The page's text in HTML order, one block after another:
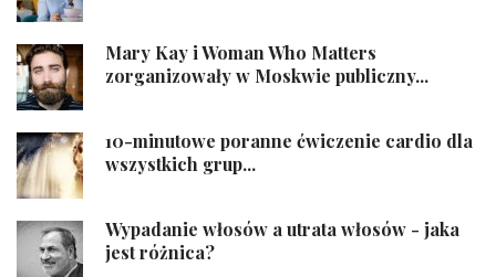
Mary Kay i Woman Who Matters
zorganizowały w Moskwie publiczny...
10-minutowe poranne ćwiczenie cardio dla
wszystkich grup...
Wypadanie włosów a utrata włosów - jaka
jest różnica?